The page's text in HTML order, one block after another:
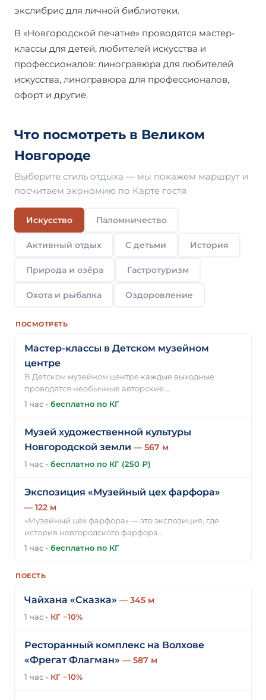
экслибрис для личной библиотеки.
В «Новгородской печатне» проводятся мастер-
классы для детей, любителей искусства и
профессионалов: линогравюра для любителей
искусства, линогравюра для профессионалов,
офорт и другие.
Что посмотреть в Великом
Новгороде
Выберите стиль отдыха — мы покажем маршрут и
посчитаем экономию по Карте гостя
Искусство Паломничество
Активный отдых С детьми История
Природа и озёра Гастротуризм
Охота и рыбалка Оздоровление
ПОСМОТРЕТЬ
Мастер-классы в Детском музейном
центре
В Детском музейном центре каждые выходные
проводятся необычные авторские …
1 час · бесплатно по КГ
Музей художественной культуры
Новгородской земли — 567 м
1 час · бесплатно по КГ (250 ₽)
Экспозиция «Музейный цех фарфора»
— 122 м
«Музейный цех фарфора» — это экспозиция, где
история новгородского фарфора…
1 час · бесплатно по КГ
ПОЕСТЬ
Чайхана «Сказка» — 345 м
1 час · КГ −10%
Ресторанный комплекс на Волхове
«Фрегат Флагман» — 587 м
1 час · КГ −10%